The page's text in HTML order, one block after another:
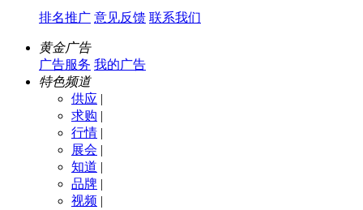
排名推广 意见反馈 联系我们
黄金广告
广告服务 我的广告
特色频道
供应 |
求购 |
行情 |
展会 |
知道 |
品牌 |
视频 |